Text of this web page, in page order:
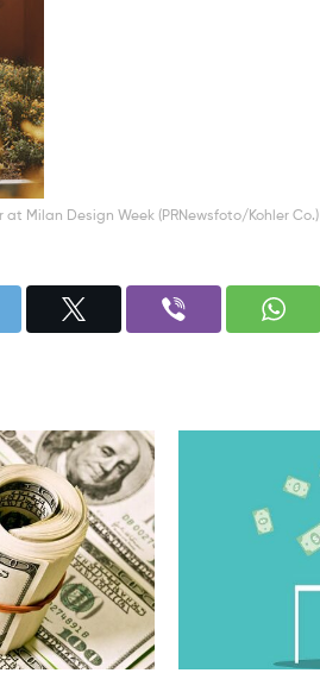
at Milan Design Week (PRNewsfoto/Kohler Co.)